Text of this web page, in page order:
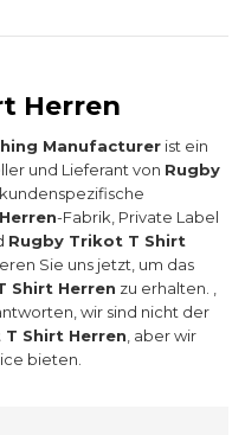
Herren
Manufacturer ist ein
und Lieferant von Rugby
-Fabrik, Private Label
Rugby Trikot T Shirt
Sie uns jetzt, um das
Shirt Herren zu erhalten. ,
wir sind nicht der
Shirt Herren , aber wir
bieten.